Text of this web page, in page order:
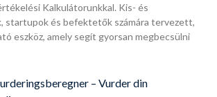
Kalkulátorunkkal. Kis- és
startupok és befektetők számára tervezett,
eszköz, amely segít gyorsan megbecsülni